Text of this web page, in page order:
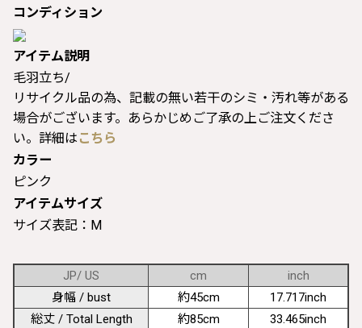
コンディション
アイテム説明
毛羽立ち/
リサイクル品の為、記載の無い若干のシミ・汚れ等がある
場合がございます。あらかじめご了承の上ご注文くださ
い。詳細は こちら
カラー
ピンク
アイテムサイズ
サイズ表記：M
JP/ US cm
inch
身幅 / bust
約45cm
17.717inch
総丈 / Total Length
約85cm 33.465inch